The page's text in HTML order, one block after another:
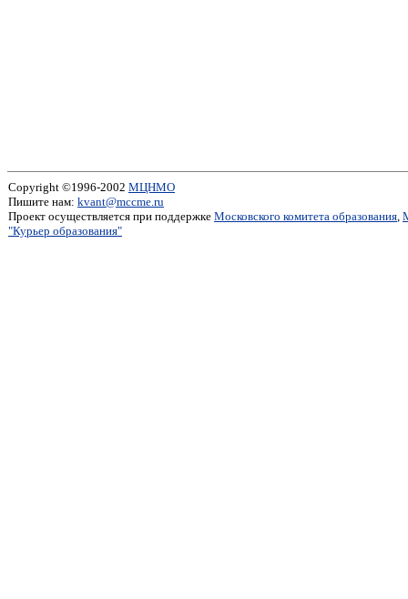
Copyright ©1996-2002 МЦНМО
Пишите нам: kvant@mccme.ru
Проект осуществляется при поддержке Московского комитета образования,
"Курьер образования"